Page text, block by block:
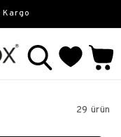
Sepet
29 ürün